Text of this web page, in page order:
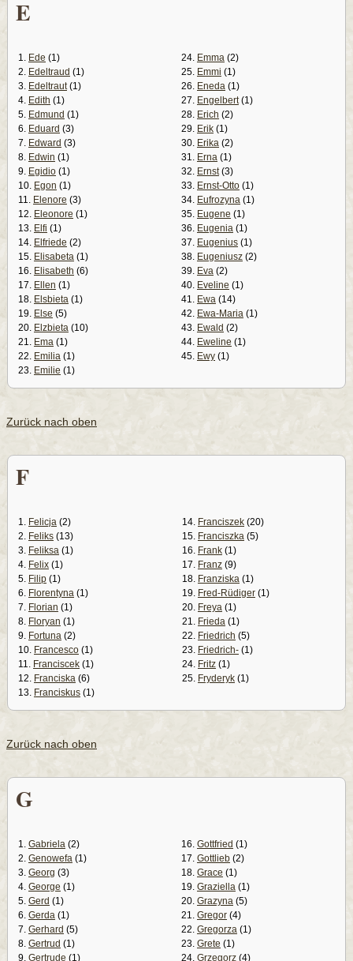
E
1. Ede (1)
2. Edeltraud (1)
3. Edeltraut(1)
4. Edith (1)
5. Edmund (1)
6. Eduard (3)
7. Edward (3)
8. Edwin (1)
9. Egidio (1)
10. Egon (1)
11. Elenore (3)
12. Eleonore (1)
13. Elfi (1)
14. Elfriede (2)
15. Elisabeta (1)
16. Elisabeth (6)
17. Ellen (1)
18. Elsbieta (1)
19. Else (5)
20. Elzbieta (10)
21. Ema (1)
22. Emilia (1)
23. Emilie (1)
24. Emma (2)
25. Emmi (1)
26. Eneda (1)
27. Engelbert(1)
28. Erich (2)
29. Erik (1)
30. Erika (2)
31. Erna (1)
32. Ernst(3)
33. Ernst-Otto (1)
34. Eufrozyna (1)
35. Eugene (1)
36. Eugenia (1)
37. Eugenius (1)
38. Eugeniusz (2)
39. Eva (2)
40. Eveline (1)
41. Ewa (14)
42. Ewa-Maria (1)
43. Ewald (2)
44. Eweline (1)
45. Ewy (1)
Zurück nach oben
F
1. Felicja (2)
2. Feliks (13)
3. Feliksa (1)
4. Felix (1)
5. Filip (1)
6. Florentyna (1)
7. Florian (1)
8. Floryan (1)
9. Fortuna (2)
10. Francesco (1)
11. Franciscek (1)
12. Franciska (6)
13. Franciskus (1)
14. Franciszek (20)
15. Franciszka (5)
16. Frank (1)
17. Franz (9)
18. Franziska (1)
19. Fred-Rüdiger (1)
20. Freya (1)
21. Frieda (1)
22. Friedrich (5)
23. Friedrich- (1)
24. Fritz (1)
25. Fryderyk (1)
Zurück nach oben
G
1. Gabriela (2)
2. Genowefa (1)
3. Georg (3)
4. George (1)
5. Gerd (1)
6. Gerda (1)
7. Gerhard (5)
8. Gertrud (1)
9. Gertrude (1)
16. Gottfried (1)
17. Gottlieb (2)
18. Grace (1)
19. Graziella (1)
20. Grazyna (5)
21. Gregor (4)
22. Gregorza (1)
23. Grete (1)
24. Grzegorz (4)